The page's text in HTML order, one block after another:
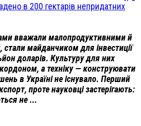
в 200 гектарів непридатних
вважали малопродуктивними й
майданчиком для інвестиції
доларів. Культуру для них
а техніку — конструювати
в Україні не існувало. Перший
проте науковці застерігають:
не ...